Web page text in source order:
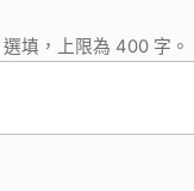
選填，上限為 400 字。